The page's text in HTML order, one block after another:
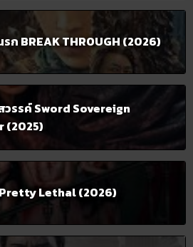
ก BREAK THROUGH (2026)
รรค์ Sword Sovereign
(2025)
Lethal (2026)